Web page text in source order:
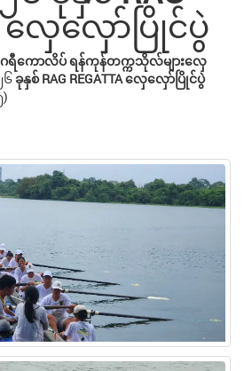
လှေလှော်ပြိုင်ပွဲ
ဂရီကောလိပ်ရန်ကုန်တက္ကသိုလ်များလှေ
၆ခုနှစ်RAG REGATTAလှေလှော်ပြိုင်ပွဲ
)